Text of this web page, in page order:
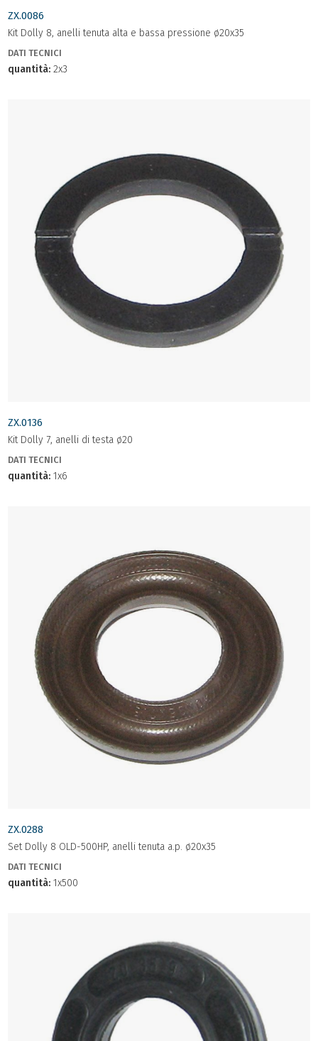
ZX.0086
Kit Dolly 8, anelli tenuta alta e bassa pressione ø20x35
DATI TECNICI
quantità: 2x3
ZX.0136
Kit Dolly 7, anelli di testa ø20
DATI TECNICI
quantità: 1x6
ZX.0288
Set Dolly 8 OLD-500HP, anelli tenuta a.p. ø20x35
DATI TECNICI
quantità: 1x500